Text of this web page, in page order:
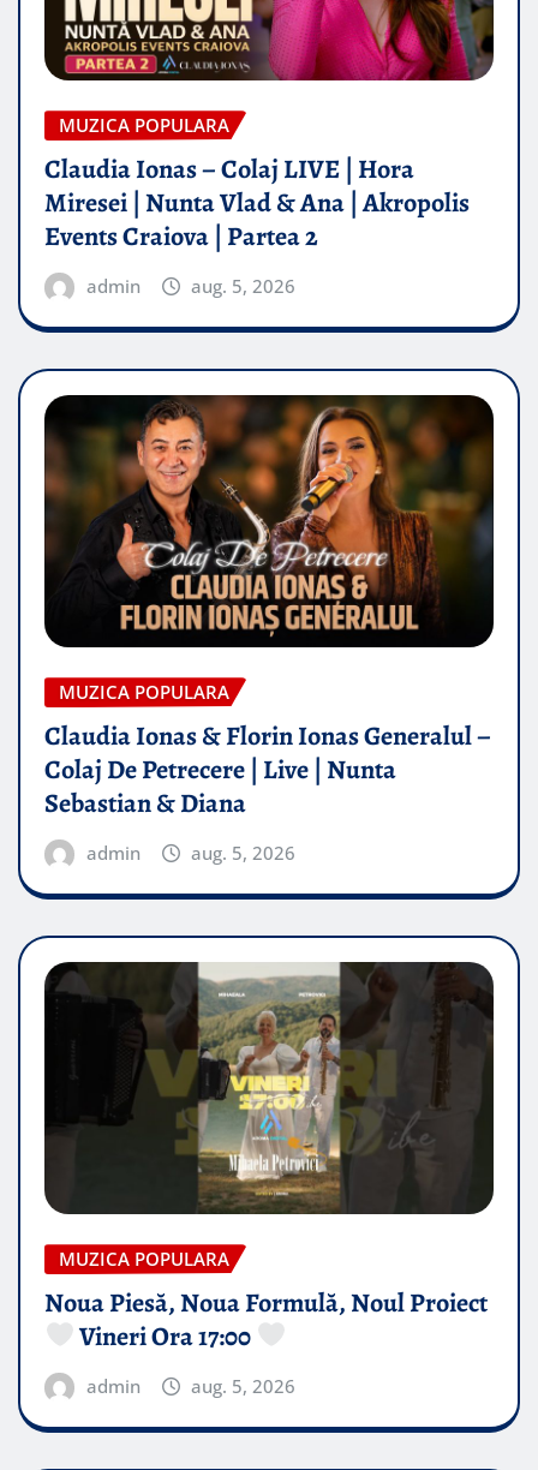
MUZICA POPULARA
Claudia Ionas – Colaj LIVE | Hora
Miresei | Nunta Vlad & Ana | Akropolis
Events Craiova | Partea 2
admin aug. 5, 2026
MUZICA POPULARA
Claudia Ionas & Florin Ionas Generalul –
Colaj De Petrecere | Live | Nunta
Sebastian & Diana
admin aug. 5, 2026
MUZICA POPULARA
Noua Piesă, Noua Formulă, Noul Proiect
Vineri Ora 17:00
admin aug. 5, 2026